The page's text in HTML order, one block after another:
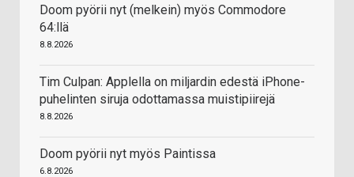
Doom pyörii nyt (melkein) myös Commodore
64:llä
8.8.2026
Tim Culpan: Applella on miljardin edestä iPhone-
puhelinten siruja odottamassa muistipiirejä
8.8.2026
Doom pyörii nyt myös Paintissa
6.8.2026